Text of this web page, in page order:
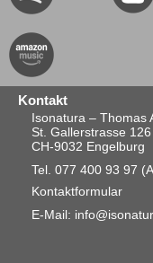
Kontakt
Isonatura – Thomas
St. Gallerstrasse 126
CH-9032 Engelburg
Tel. 077 400 93 97
Kontaktformular
E-Mail: